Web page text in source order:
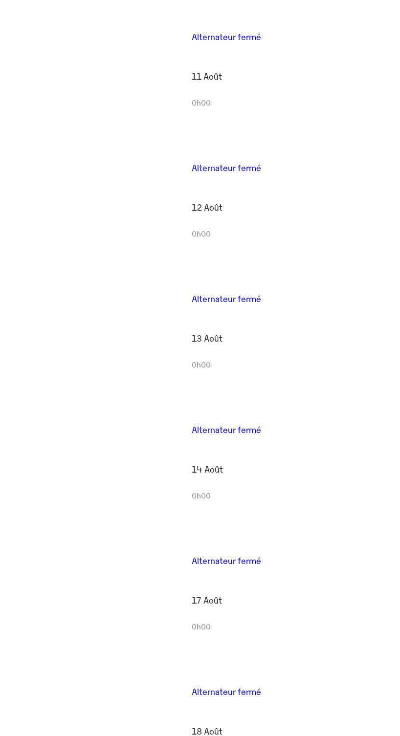
Alternateur fermé
11 Août
0h00
Alternateur fermé
12 Août
0h00
Alternateur fermé
13 Août
0h00
Alternateur fermé
14 Août
0h00
Alternateur fermé
17 Août
0h00
Alternateur fermé
18 Août